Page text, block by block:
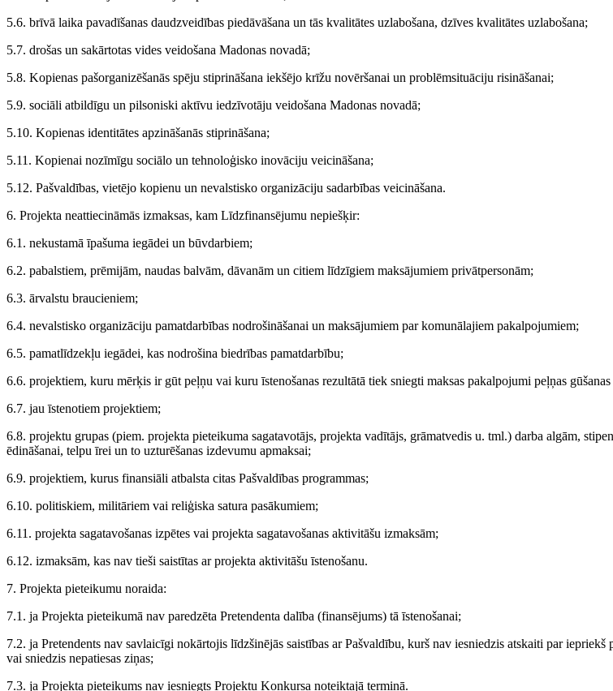
5.6. brīvā laika pavadīšanas daudzveidības piedāvāšana un tās kvalitātes uzlabošana, dzīves kvalitātes uzlabošana;
5.7. drošas un sakārtotas vides veidošana Madonas novadā;
5.8. Kopienas pašorganizēšanās spēju stiprināšana iekšējo krīžu novēršanai un problēmsituāciju risināšanai;
5.9. sociāli atbildīgu un pilsoniski aktīvu iedzīvotāju veidošana Madonas novadā;
5.10. Kopienas identitātes apzināšanās stiprināšana;
5.11. Kopienai nozīmīgu sociālo un tehnoloģisko inovāciju veicināšana;
5.12. Pašvaldības, vietējo kopienu un nevalstisko organizāciju sadarbības veicināšana.
6. Projekta neattiecināmās izmaksas, kam Līdzfinansējumu nepiešķir:
6.1. nekustamā īpašuma iegādei un būvdarbiem;
6.2. pabalstiem, prēmijām, naudas balvām, dāvanām un citiem līdzīgiem maksājumiem privātpersonām;
6.3. ārvalstu braucieniem;
6.4. nevalstisko organizāciju pamatdarbības nodrošināšanai un maksājumiem par komunālajiem pakalpojumiem;
6.5. pamatlīdzekļu iegādei, kas nodrošina biedrības pamatdarbību;
6.6. projektiem, kuru mērķis ir gūt peļņu vai kuru īstenošanas rezultātā tiek sniegti maksas pakalpojumi peļņas
6.7. jau īstenotiem projektiem;
6.8. projektu grupas (piem. projekta pieteikuma sagatavotājs, projekta vadītājs, grāmatvedis u. tml.) darba algām,
ēdināšanai, telpu īrei un to uzturēšanas izdevumu apmaksai;
6.9. projektiem, kurus finansiāli atbalsta citas Pašvaldības programmas;
6.10. politiskiem, militāriem vai reliģiska satura pasākumiem;
6.11. projekta sagatavošanas izpētes vai projekta sagatavošanas aktivitāšu izmaksām;
6.12. izmaksām, kas nav tieši saistītas ar projekta aktivitāšu īstenošanu.
7. Projekta pieteikumu noraida:
7.1. ja Projekta pieteikumā nav paredzēta Pretendenta dalība (finansējums) tā īstenošanai;
7.2. ja Pretendents nav savlaicīgi nokārtojis līdzšinējās saistības ar Pašvaldību, kurš nav iesniedzis atskaiti par
vai sniedzis nepatiesas ziņas;
7.3. ja Projekta pieteikums nav iesniegts Projektu Konkursa noteiktajā termiņā.